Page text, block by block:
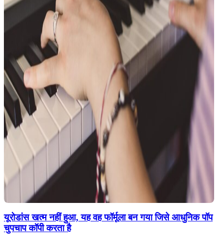
यूरोडांस खत्म नहीं हुआ, यह वह फॉर्मूला बन गया जिसे आधुनिक पॉप
चुपचाप कॉपी करता है